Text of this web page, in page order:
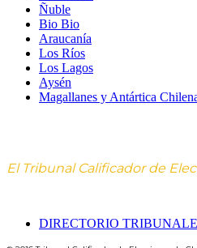
Ñuble
Bio Bio
Araucanía
Los Ríos
Los Lagos
Aysén
Magallanes y Antártica
El Tribunal Calificador de
DIRECTORIO